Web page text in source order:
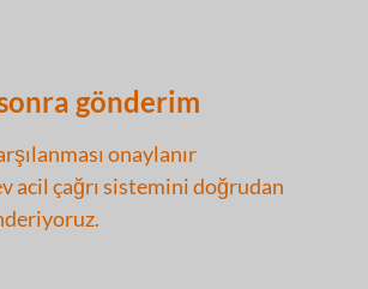
gönderim
onaylanır
acil çağrı sistemini doğrudan